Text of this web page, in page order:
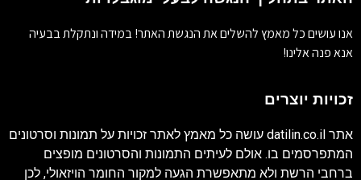
אנו עושים כל מאמץ להשלים את הנגשת האתר! במידה ונתקלת בבעיה
אנא פנה אלינו!
זכויות יוצרים
אתר datilin.co.il עושה כל מאמץ לאתר זכויות על תמונות וסרטונים
המתפרסמים בו. אולם לעיתים התמונות והסרטונים מופצים
ברחבי הרשת ולא מתאפשרת הגעה למקור החומר הויזאולי, לכן